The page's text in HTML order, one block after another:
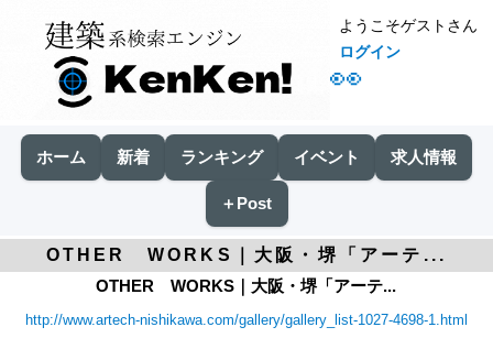
👀
ようこそゲストさん
ログイン
ホーム 新着 ランキング イベント 求人情報
＋Post
OTHER WORKS｜大阪・堺「アーテ...
OTHER WORKS｜大阪・堺「アーテ...
http://www.artech-nishikawa.com/gallery/gallery_list-1027-4698-1.html